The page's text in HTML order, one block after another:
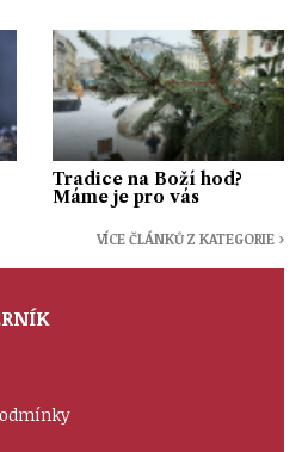
Tradice na Boží hod?
Máme je pro vás
VÍCE ČLÁNKŮ Z KATEGORIE ›